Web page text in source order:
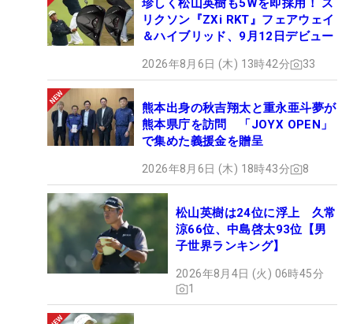
珍しく松山英樹も5Wを即採用！ ス
リクソン『ZXi RKT』フェアウェイ
＆ハイブリッド、9月12日デビュー
2026年8月6日 (木) 13時42分 33
熊本出身の秋吉翔太と重永亜斗夢が
熊本県庁を訪問 「JOYX OPEN」
で集めた義援金を贈呈
2026年8月6日 (木) 18時43分 8
松山英樹は24位に浮上 久常
涼66位、中島啓太93位【男
子世界ランキング】
2026年8月4日 (火) 06時45分
1